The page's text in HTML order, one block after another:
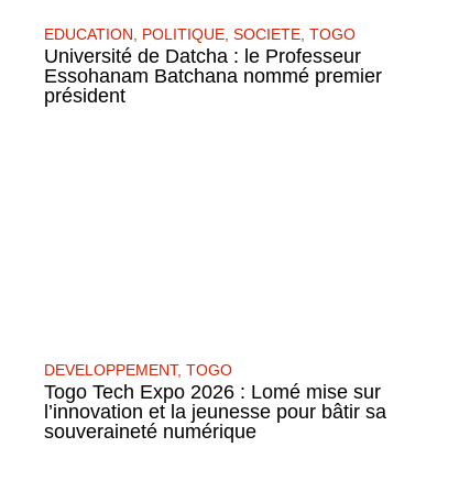
EDUCATION POLITIQUE SOCIETE TOGO
Université de Datcha : le Professeur
Essohanam Batchana nommé premier
président
DEVELOPPEMENT, TOGO
Togo Tech Expo 2026 : Lomé mise sur
l’innovation et la jeunesse pour bâtir sa
souveraineté numérique